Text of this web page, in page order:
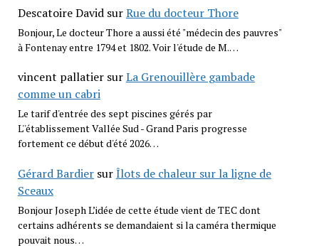
Descatoire DavidsurRue du docteur Thore
Bonjour, Le docteur Thore a aussi été "médecin des pauvres"
à Fontenay entre 1794 et 1802. Voir l'étude de M.…
vincent pallatiersurLa Grenouillère gambade
comme un cabri
Le tarif d'entrée des sept piscines gérés par
L''établissement Vallée Sud - Grand Paris progresse
fortement ce début d'été 2026…
Gérard BardiersurÎlots de chaleur sur la ligne de
Sceaux
Bonjour Joseph L’idée de cette étude vient de TEC dont
certains adhérents se demandaient si la caméra thermique
pouvait nous…